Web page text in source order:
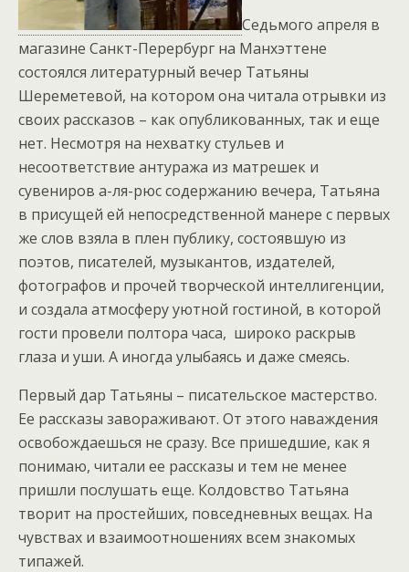
Седьмого апреля в
магазине Санкт-Перербург на Манхэттене
состоялся литературный вечер Татьяны
Шереметевой, на котором она читала отрывки из
своих рассказов – как опубликованных, так и еще
нет. Несмотря на нехватку стульев и
несоответствие антуража из матрешек и
сувениров а-ля-рюс содержанию вечера, Татьяна
в присущей ей непосредственной манере с первых
же слов взяла в плен публику, состоявшую из
поэтов, писателей, музыкантов, издателей,
фотографов и прочей творческой интеллигенции,
и создала атмосферу уютной гостиной, в которой
гости провели полтора часа, широко раскрыв
глаза и уши. А иногда улыбаясь и даже смеясь.
Первый дар Татьяны – писательское мастерство.
Ее рассказы завораживают. От этого наваждения
освобождаешься не сразу. Все пришедшие, как я
понимаю, читали ее рассказы и тем не менее
пришли послушать еще. Колдовство Татьяна
творит на простейших, повседневных вещах. На
чувствах и взаимоотношениях всем знакомых
типажей.